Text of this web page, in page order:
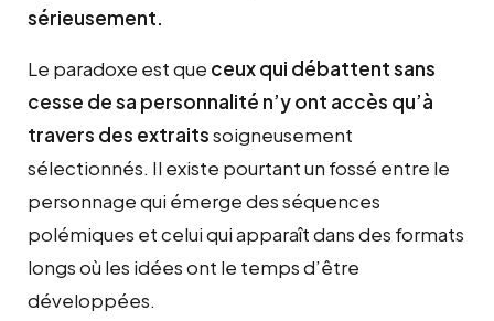
sérieusement.
Le paradoxe est que ceux qui débattent sans
cesse de sa personnalité n’y ont accès qu’à
travers des extraitssoigneusement
sélectionnés. Il existe pourtant un fossé entre le
personnage qui émerge des séquences
polémiques et celui qui apparaît dans des formats
longs où les idées ont le temps d’être
développées.